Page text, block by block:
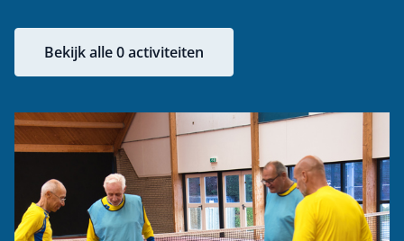
Bekijk alle 0 activiteiten